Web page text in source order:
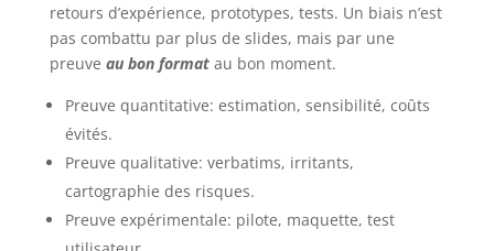
retours d’expérience, prototypes, tests. Un biais n’est
pas combattu par plus de slides, mais par une
preuve au bon formatau bon moment.
Preuve quantitative: estimation, sensibilité, coûts
évités.
Preuve qualitative: verbatims, irritants,
cartographie des risques.
Preuve expérimentale: pilote, maquette, test